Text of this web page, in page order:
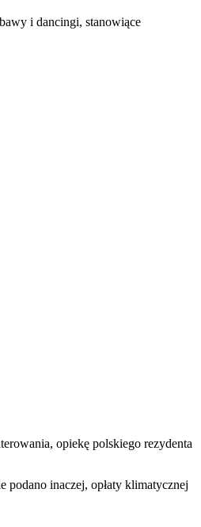
i dancingi, stanowiące
opiekę polskiego rezydenta
inaczej, opłaty klimatycznej